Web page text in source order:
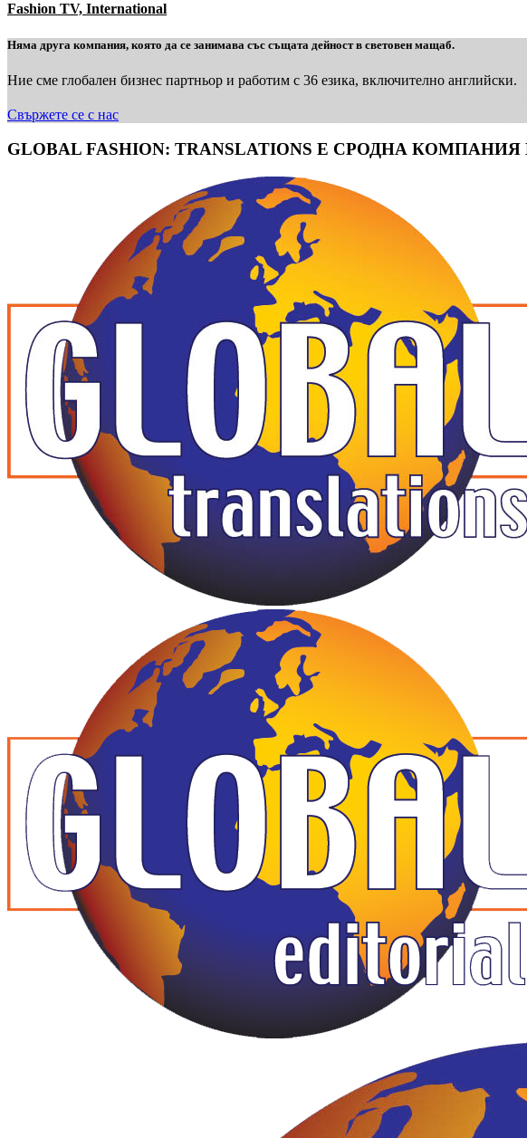
Fashion TV, International
Няма друга компания, която да се занимава със същата дейност в световен мащаб.
Ние сме глобален бизнес партньор и работим с 36 езика, включително английски.
Свържете се с нас
GLOBAL FASHION: TRANSLATIONS Е СРОДНА